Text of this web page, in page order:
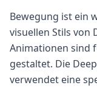
Bewegung ist ein
visuellen Stils von
Animationen sind
gestaltet. Die
verwendet eine